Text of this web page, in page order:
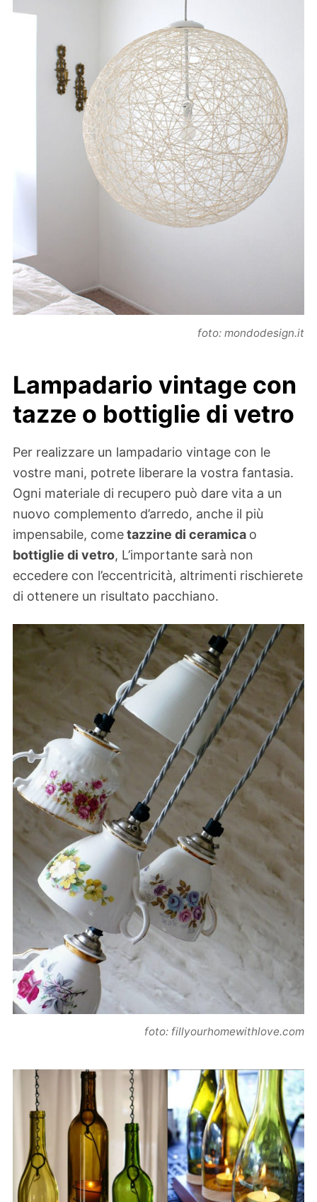
foto: mondodesign.it
Lampadario vintage con
tazze o bottiglie di vetro
Per realizzare un lampadario vintage con le
vostre mani, potrete liberare la vostra fantasia.
Ogni materiale di recupero può dare vita a un
nuovo complemento d’arredo, anche il più
impensabile, cometazzine di ceramica o
bottiglie di vetro, L’importante sarà non
eccedere con l’eccentricità, altrimenti rischierete
di ottenere un risultato pacchiano.
foto: fillyourhomewithlove.com